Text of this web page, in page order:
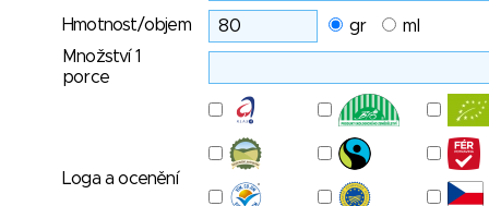
Hmotnost/objem gr
ml
Množství 1
porce
Loga a ocenění